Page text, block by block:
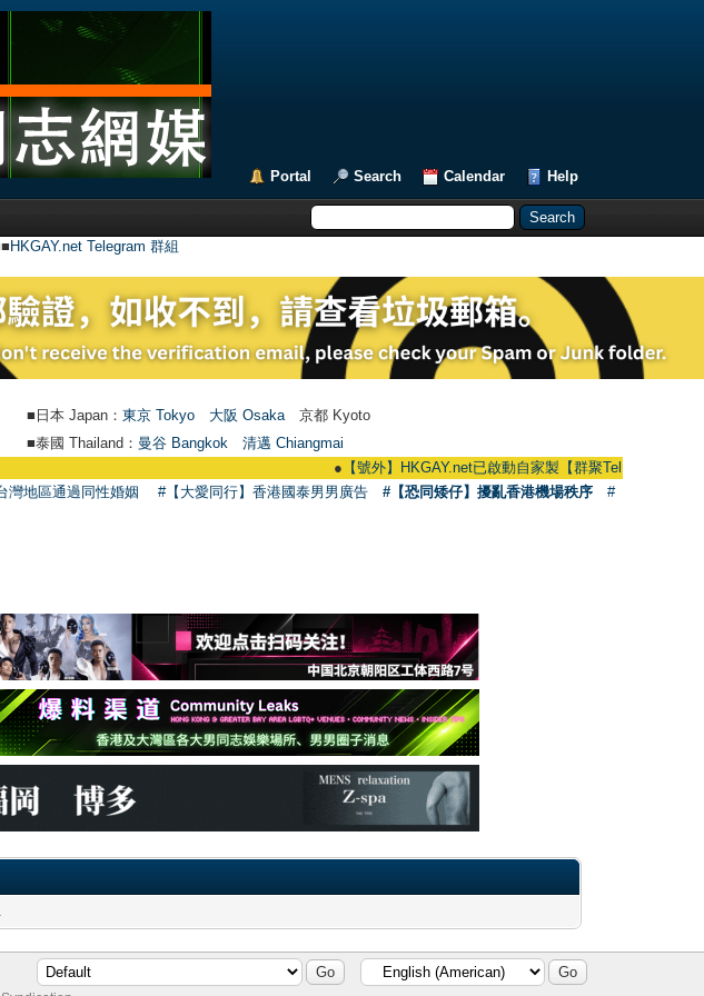
Portal Search Calendar Help
HKGAY.net Telegram 群組
■日本 Japan： 東京 Tokyo 大阪 Osaka 京都 Kyoto
■泰國 Thailand： 曼谷 Bangkok
清邁 Chiangmai
【號外】HKGAY.net已啟動自家製【群聚Telegram群組】
灣地區通過同性婚姻 #【大愛同行】香港國泰男男廣告 #【恐同矮仔】擾亂香港機場秩序
#